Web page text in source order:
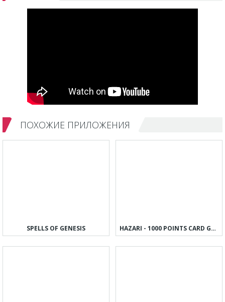
ПОХОЖИЕ ПРИЛОЖЕНИЯ
SPELLS OF GENESIS HAZARI - 1000 POINTS CARD GAME